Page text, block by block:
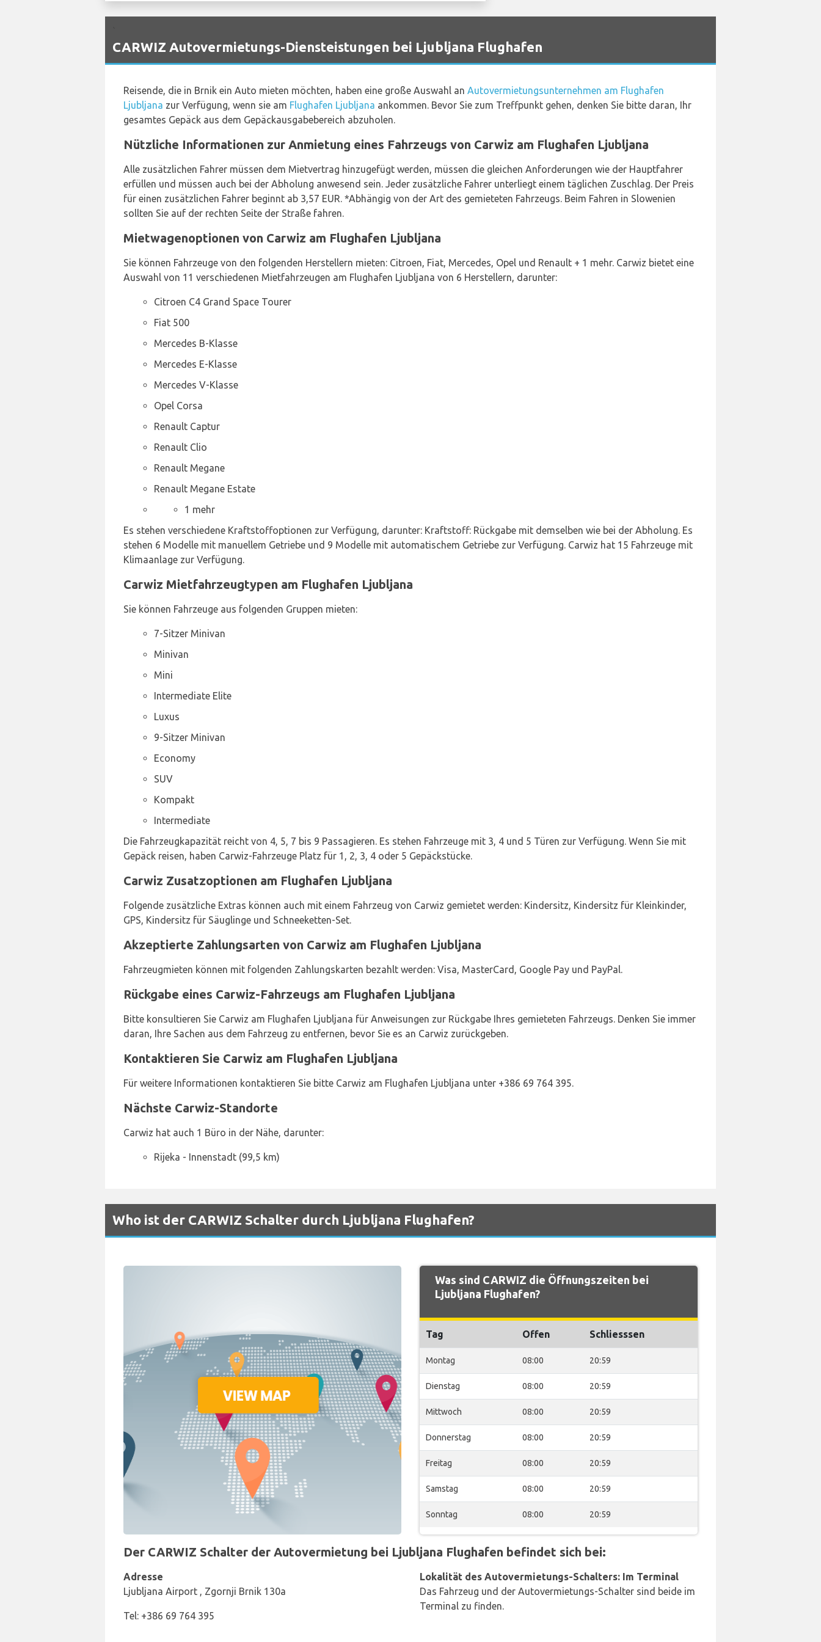
CARWIZ Autovermietungs-Diensteistungen bei Ljubljana Flughafen
Reisende, die in Brnik ein Auto mieten möchten, haben eine große Auswahl an Autovermietungsunternehmen am Flughafen
Ljubljana zur Verfügung, wenn sie am Flughafen Ljubljana ankommen. Bevor Sie zum Treffpunkt gehen, denken Sie bitte daran, Ihr
gesamtes Gepäck aus dem Gepäckausgabebereich abzuholen.
Nützliche Informationen zur Anmietung eines Fahrzeugs von Carwiz am Flughafen Ljubljana
Alle zusätzlichen Fahrer müssen dem Mietvertrag hinzugefügt werden, müssen die gleichen Anforderungen wie der Hauptfahrer
erfüllen und müssen auch bei der Abholung anwesend sein. Jeder zusätzliche Fahrer unterliegt einem täglichen Zuschlag. Der Preis
für einen zusätzlichen Fahrer beginnt ab 3,57 EUR. *Abhängig von der Art des gemieteten Fahrzeugs. Beim Fahren in Slowenien
sollten Sie auf der rechten Seite der Straße fahren.
Mietwagenoptionen von Carwiz am Flughafen Ljubljana
Sie können Fahrzeuge von den folgenden Herstellern mieten: Citroen, Fiat, Mercedes, Opel und Renault + 1 mehr. Carwiz bietet eine
Auswahl von 11 verschiedenen Mietfahrzeugen am Flughafen Ljubljana von 6 Herstellern, darunter:
Citroen C4 Grand Space Tourer
Fiat 500
Mercedes B-Klasse
Mercedes E-Klasse
Mercedes V-Klasse
Opel Corsa
Renault Captur
Renault Clio
Renault Megane
Renault Megane Estate
1 mehr
Es stehen verschiedene Kraftstoffoptionen zur Verfügung, darunter: Kraftstoff: Rückgabe mit demselben wie bei der Abholung. Es
stehen 6 Modelle mit manuellem Getriebe und 9 Modelle mit automatischem Getriebe zur Verfügung. Carwiz hat 15 Fahrzeuge mit
Klimaanlage zur Verfügung.
Carwiz Mietfahrzeugtypen am Flughafen Ljubljana
Sie können Fahrzeuge aus folgenden Gruppen mieten:
7-Sitzer Minivan
Minivan
Mini
Intermediate Elite
Luxus
9-Sitzer Minivan
Economy
SUV
Kompakt
Intermediate
Die Fahrzeugkapazität reicht von 4, 5, 7 bis 9 Passagieren. Es stehen Fahrzeuge mit 3, 4 und 5 Türen zur Verfügung. Wenn Sie mit
Gepäck reisen, haben Carwiz-Fahrzeuge Platz für 1, 2, 3, 4 oder 5 Gepäckstücke.
Carwiz Zusatzoptionen am Flughafen Ljubljana
Folgende zusätzliche Extras können auch mit einem Fahrzeug von Carwiz gemietet werden: Kindersitz, Kindersitz für Kleinkinder,
GPS, Kindersitz für Säuglinge und Schneeketten-Set.
Akzeptierte Zahlungsarten von Carwiz am Flughafen Ljubljana
Fahrzeugmieten können mit folgenden Zahlungskarten bezahlt werden: Visa, MasterCard, Google Pay und PayPal.
Rückgabe eines Carwiz-Fahrzeugs am Flughafen Ljubljana
Bitte konsultieren Sie Carwiz am Flughafen Ljubljana für Anweisungen zur Rückgabe Ihres gemieteten Fahrzeugs. Denken Sie immer
daran, Ihre Sachen aus dem Fahrzeug zu entfernen, bevor Sie es an Carwiz zurückgeben.
Kontaktieren Sie Carwiz am Flughafen Ljubljana
Für weitere Informationen kontaktieren Sie bitte Carwiz am Flughafen Ljubljana unter +386 69 764 395.
Nächste Carwiz-Standorte
Carwiz hat auch 1 Büro in der Nähe, darunter:
Rijeka - Innenstadt (99,5 km)
Who ist der CARWIZ Schalter durch Ljubljana Flughafen?
Was sind CARWIZ die Öffnungszeiten bei
Ljubljana Flughafen?
Tag Offen Schliesssen
Montag 08:00 20:59
Dienstag 08:00 20:59
Mittwoch 08:00 20:59
Donnerstag 08:00 20:59
Freitag 08:00 20:59
Samstag 08:00 20:59
Sonntag 08:00 20:59
Der CARWIZ Schalter der Autovermietung bei Ljubljana Flughafen befindet sich bei:
Adresse
Ljubljana Airport , Zgornji Brnik 130a
Tel: +386 69 764 395
Lokalität des Autovermietungs-Schalters: Im Terminal
Das Fahrzeug und der Autovermietungs-Schalter sind beide im
Terminal zu finden.